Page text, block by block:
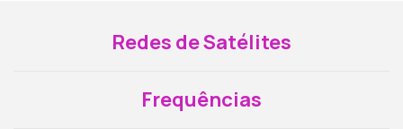
Redes de Satélites
Frequências